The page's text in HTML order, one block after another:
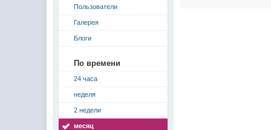
Пользователи
Галерея
Блоги
По времени
24 часа
неделя
2 недели
месяц